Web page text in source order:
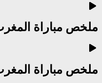
ملخص مباراة
ملخص مباراة